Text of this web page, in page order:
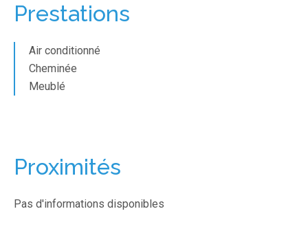
Prestations
Air conditionné
Cheminée
Meublé
Proximités
Pas d'informations disponibles